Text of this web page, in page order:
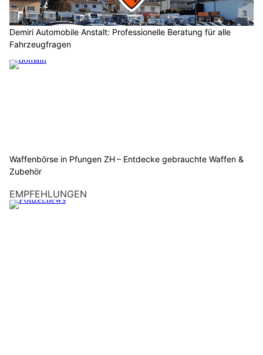
Demiri Automobile Anstalt: Professionelle Beratung für alle
Fahrzeugfragen
Waffenbörse in Pfungen ZH – Entdecke gebrauchte Waffen &
Zubehör
EMPFEHLUNGEN